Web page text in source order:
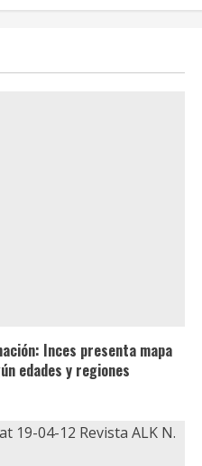
Inces presenta mapa
edades y regiones